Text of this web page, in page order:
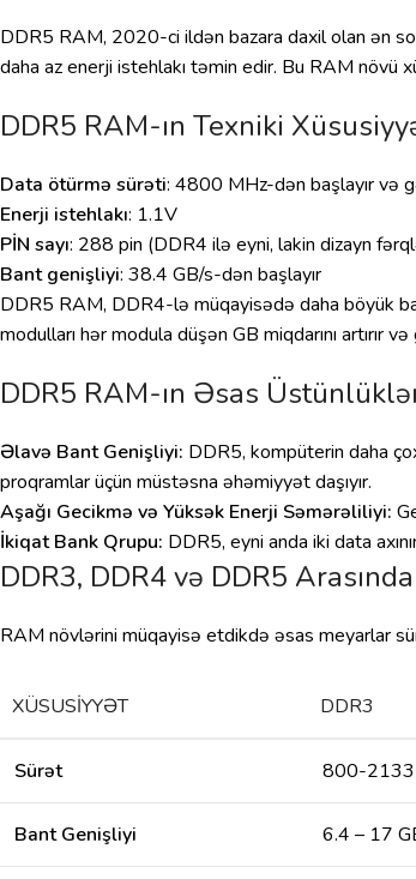
DDR5 RAM, 2020-ci ildən bazara daxil olan ən
daha az enerji istehlakı təmin edir. Bu RAM növü
DDR5 RAM-ın Texniki
Data ötürmə sürəti: 4800 MHz-dən başlayır və
Enerji istehlakı: 1.1V
PİN sayı: 288 pin (DDR4 ilə eyni, lakin dizayn
Bant genişliyi: 38.4 GB/s-dən başlayır
DDR5 RAM, DDR4-lə müqayisədə daha böyük
modulları hər modula düşən GB miqdarını
DDR5 RAM-ın Əsas
Əlavə Bant Genişliyi: DDR5, kompüterin daha
proqramlar üçün müstəsna əhəmiyyət daşıyır.
Aşağı Gecikmə və Yüksək Enerji Səmərəliliyi:
İkiqat Bank Qrupu: DDR5, eyni anda iki data
DDR3, DDR4 və DDR5
RAM növlərini müqayisə etdikdə əsas meyarlar
XÜSUSIYYƏT DDR3
Sürət 800-2133
Bant Genişliyi 6.4 – 17